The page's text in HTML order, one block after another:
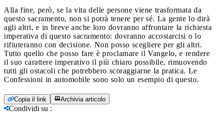
Alla fine, però, se la vita delle persone viene trasformata da
questo sacramento, non si potrà tenere per sé. La gente lo dirà
agli altri, e in breve anche loro dovranno affrontare la richiesta
imperativa di questo sacramento: dovranno accostarcisi o lo
rifiuteranno con decisione. Non posso scegliere per gli altri.
Tutto quello che posso fare è proclamare il Vangelo, e rendere
il suo carattere imperativo il più chiaro possibile, rimuovendo
tutti gli ostacoli che potrebbero scoraggiarne la pratica. Le
Confessioni in automobile sono solo un esempio di questo.
Copia il link Archivia articolo
Condividi su :